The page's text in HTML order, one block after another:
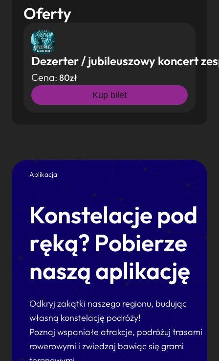
Oferty
Dezerter / jubileuszowy koncert
Cena: 80zł
Kup bilet
Aplikacja
Konstelacje pod
ręką? Pobierze
naszą aplikację
Odkryj zakątki naszego regionu, budując
własną konstelację podróży!
Poznaj wspaniałe atrakcje, podróżuj trasami
rowerowymi i zwiedzaj bawiąc się grami